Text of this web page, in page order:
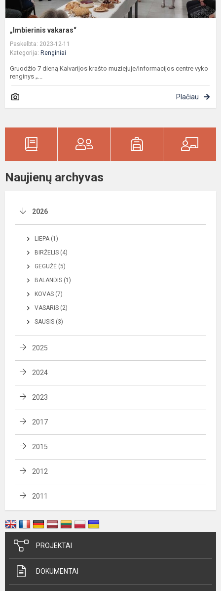
„Imbierinis vakaras“
Paskelbta: 2023-12-11
Kategorija: Renginiai
Gruodžio 7 dieną Kalvarijos krašto muziejuje/Informacijos centre vyko
renginys „...
Plačiau
Naujienų archyvas
2026
LIEPA (1)
BIRŽELIS (4)
GEGUŽĖ (5)
BALANDIS (1)
KOVAS (7)
VASARIS (2)
SAUSIS (3)
2025
2024
2023
2017
2015
2012
2011
PROJEKTAI
DOKUMENTAI